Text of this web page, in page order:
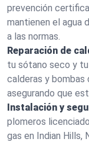
prevención
mantienen el agua
a las normas.
Reparación de
tu sótano seco y
calderas y bombas
asegurando que
Instalación y
plomeros
gas en Indian Hills,